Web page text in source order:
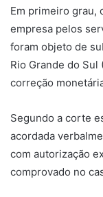
Em primeiro grau,
empresa pelos
foram objeto de
Rio Grande do Sul
correção
Segundo a corte
acordada
com autorização
comprovado no